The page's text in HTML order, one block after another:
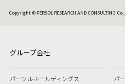
Copyright © PERSOL RESEARCH AND CONSULTING
グループ会社
パーソルホールディングス パ